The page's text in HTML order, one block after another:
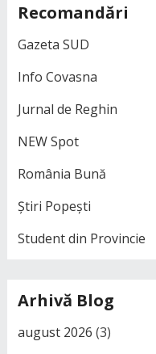
Recomandări
Gazeta SUD
Info Covasna
Jurnal de Reghin
NEW Spot
România Bună
Știri Popești
Student din Provincie
Arhivă Blog
august 2026 (3)